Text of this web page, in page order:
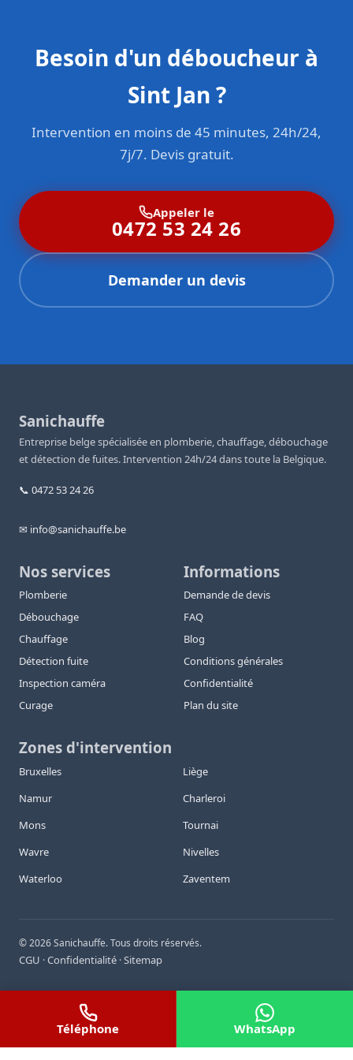
Besoin d'un déboucheur à
Sint Jan ?
Intervention en moins de 45 minutes, 24h/24,
7j/7. Devis gratuit.
Appeler le
0472 53 24 26
Demander un devis
Sanichauffe
Entreprise belge spécialisée en plomberie, chauffage, débouchage
et détection de fuites. Intervention 24h/24 dans toute la Belgique.
📞 0472 53 24 26
✉ info@sanichauffe.be
Nos services
Plomberie
Débouchage
Chauffage
Détection fuite
Inspection caméra
Curage
Informations
Demande de devis
FAQ
Blog
Conditions générales
Confidentialité
Plan du site
Zones d'intervention
Bruxelles
Liège
Namur
Charleroi
Mons
Tournai
Wavre
Nivelles
Waterloo
Zaventem
©2026Sanichauffe. Tous droits réservés.
CGU ·Confidentialité ·Sitemap